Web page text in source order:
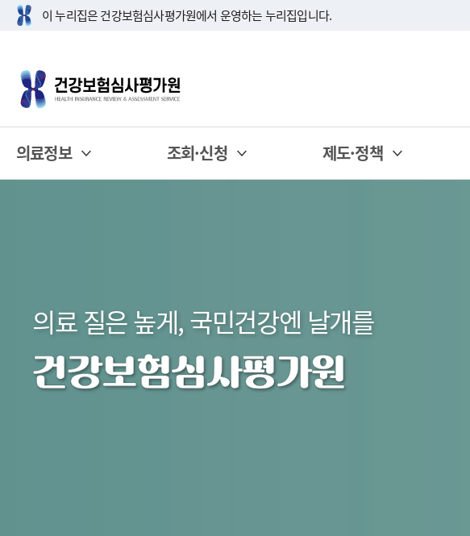
이 누리집은 건강보험심사평가원에서 운영하는 누리집입니다.
의료정보 조회·신청 제도·정책
의료 질은 높게, 국민건강엔 날개를